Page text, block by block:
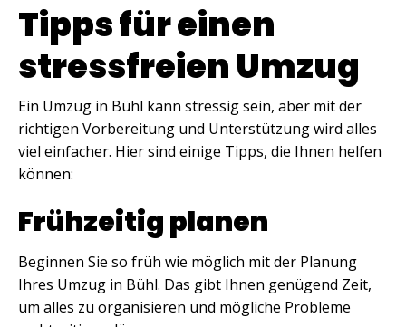
Tipps für einen
stressfreien Umzug
Ein Umzug in Bühl kann stressig sein, aber mit der
richtigen Vorbereitung und Unterstützung wird alles
viel einfacher. Hier sind einige Tipps, die Ihnen helfen
können:
Frühzeitig planen
Beginnen Sie so früh wie möglich mit der Planung
Ihres Umzug in Bühl. Das gibt Ihnen genügend Zeit,
um alles zu organisieren und mögliche Probleme